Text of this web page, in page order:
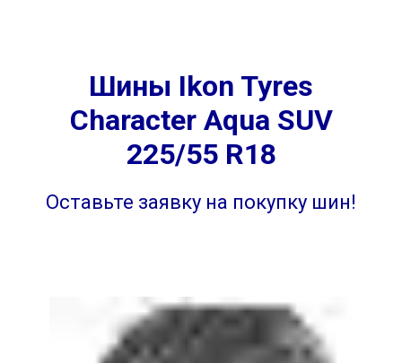
Шины Ikon Tyres
Character Aqua SUV
225/55 R18
Оставьте заявку на покупку шин!